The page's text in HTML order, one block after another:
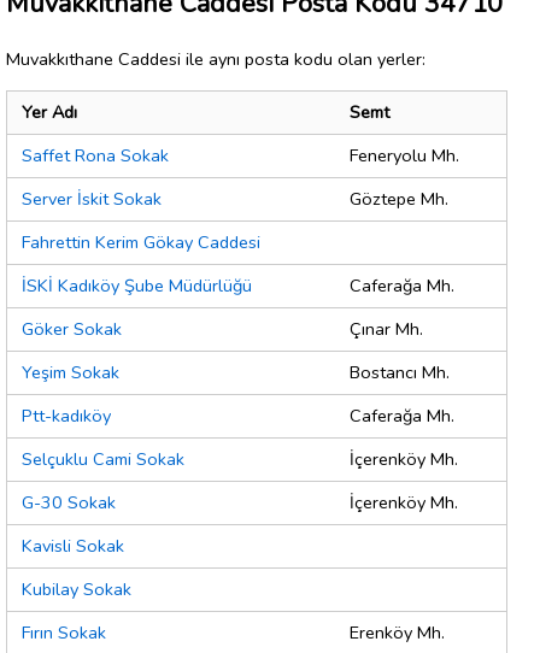
Muvakkıthane Caddesi ile aynı posta kodu olan yerler:
Yer Adı
Semt
Saffet Rona Sokak
Feneryolu Mh.
Server İskit Sokak
Göztepe Mh.
Fahrettin Kerim Gökay Caddesi
İSKİ Kadıköy Şube Müdürlüğü
Caferağa Mh.
Göker Sokak
Çınar Mh.
Yeşim Sokak
Bostancı Mh.
Ptt-kadıköy
Caferağa Mh.
Selçuklu Cami Sokak
İçerenköy Mh.
G-30 Sokak
İçerenköy Mh.
Kavisli Sokak
Kubilay Sokak
Fırın Sokak
Erenköy Mh.